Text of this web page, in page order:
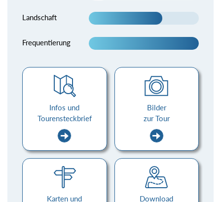
Landschaft
Frequentierung
Infos und
Tourensteckbrief
Bilder
zur Tour
Karten und
Download